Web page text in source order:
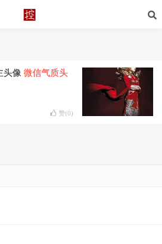
头像 微信气质头
赞(0)